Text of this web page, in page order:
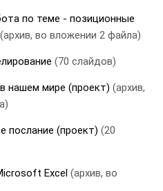
по теме - позиционные
(архив, во вложении 2 файла)
(70 слайдов)
нашем мире (проект) (архив,
послание (проект) (20
Excel (архив, во